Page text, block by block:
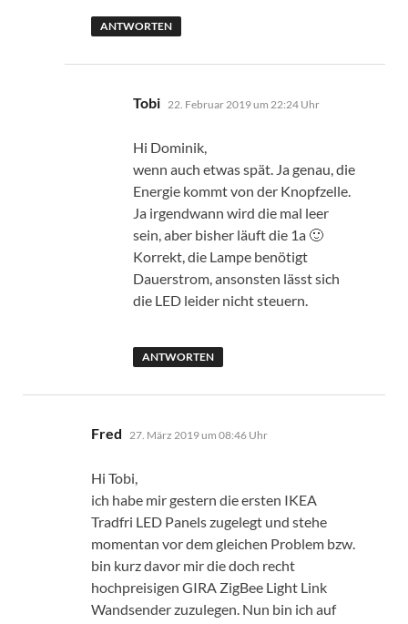
ANTWORTEN
Tobi sagt:
22. Februar 2019 um 22:24 Uhr
Hi Dominik,
wenn auch etwas spät. Ja genau, die
Energie kommt von der Knopfzelle.
Ja irgendwann wird die mal leer
sein, aber bisher läuft die 1a 🙂
Korrekt, die Lampe benötigt
Dauerstrom, ansonsten lässt sich
die LED leider nicht steuern.
ANTWORTEN
Fred sagt:
27. März 2019 um 08:46 Uhr
Hi Tobi,
ich habe mir gestern die ersten IKEA
Tradfri LED Panels zugelegt und stehe
momentan vor dem gleichen Problem bzw.
bin kurz davor mir die doch recht
hochpreisigen GIRA ZigBee Light Link
Wandsender zuzulegen. Nun bin ich auf